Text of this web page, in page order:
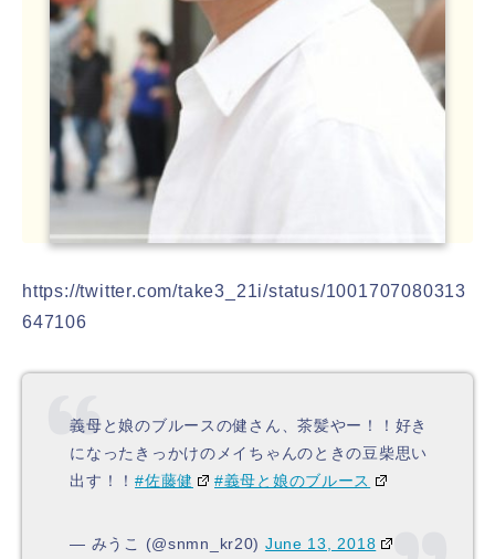
https://twitter.com/take3_21i/status/1001707080313
647106
義母と娘のブルースの健さん、茶髪やー！！好き
になったきっかけのメイちゃんのときの豆柴思い
出す！！#佐藤健 #義母と娘のブルース
— みうこ (@snmn_kr20) June 13, 2018